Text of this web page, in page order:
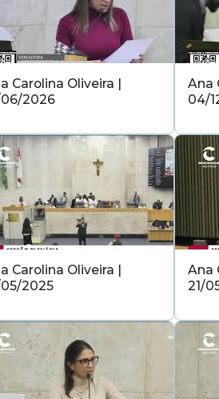
Carolina Oliveira |
06/2026
Ana
04/
Carolina Oliveira |
05/2025
Ana
21/